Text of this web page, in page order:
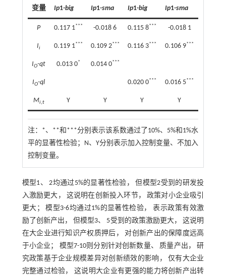
变量 Ip1-big Ip1-sma Ip1-big Ip1-sma
P 0.117 1*** -0.018 6 0.115 8*** -0.018 1
Ii 0.119 1*** 0.109 2*** 0.116 3*** 0.106 9***
IO-qt 0.013 0* 0.014 0***
IO-ql 0.020 0*** 0.016 5***
Mi,t Y Y Y Y
注： *、**和***分别表示该系数通过了10%、5%和1%水
平的显著性检验；N、Y分别表示加入控制变量、不加入
控制变量。
模型1、 2均通过5%的显著性检验， 但模型2受到的研发投
入激励更大， 这说明在创新投入环节， 政策对小企业吸引
更大； 模型3-6均通过1%的显著性检验， 表示政策有效激
励了创新产出， 但模型3、 5受到的政策激励更大， 这说明
在大企业进行知识产权质押后， 对创新产出的保障度远高
于小企业； 模型7-10则分别针对创新数量、 质量产出， 研
究政策基于企业规模差异对创新绩效的影响， 仅有大企业
完整通过检验， 这说明大企业有更强的能力将创新产出转